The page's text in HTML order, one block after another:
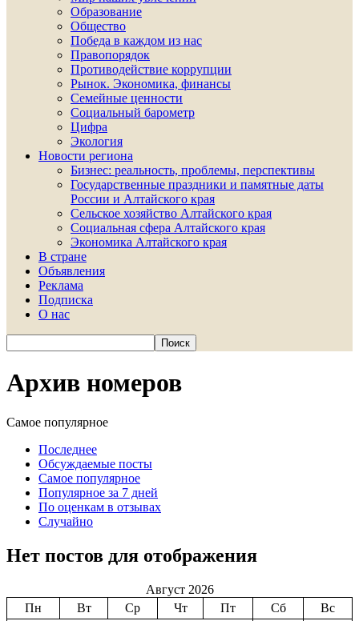
Образование
Общество
Победа в каждом из нас
Правопорядок
Противодействие коррупции
Рынок. Экономика, финансы
Семейные ценности
Социальный барометр
Цифра
Экология
Новости региона
Бизнес: реальность, проблемы, перспективы
Государственные праздники и памятные даты
России и Алтайского края
Сельское хозяйство Алтайского края
Социальная сфера Алтайского края
Экономика Алтайского края
В стране
Объявления
Реклама
Подписка
О нас
Архив номеров
Самое популярное
Последнее
Обсуждаемые посты
Самое популярное
Популярное за 7 дней
По оценкам в отзывах
Случайно
Нет постов для отображения
Август 2026
Пн
Вт Ср Чт Пт Сб
Вс